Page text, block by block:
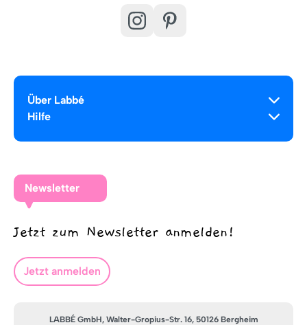
Über Labbé
Hilfe
Newsletter
Jetzt zum Newsletter anmelden!
Jetzt anmelden
LABBÉ GmbH, Walter-Gropius-Str. 16, 50126 Bergheim